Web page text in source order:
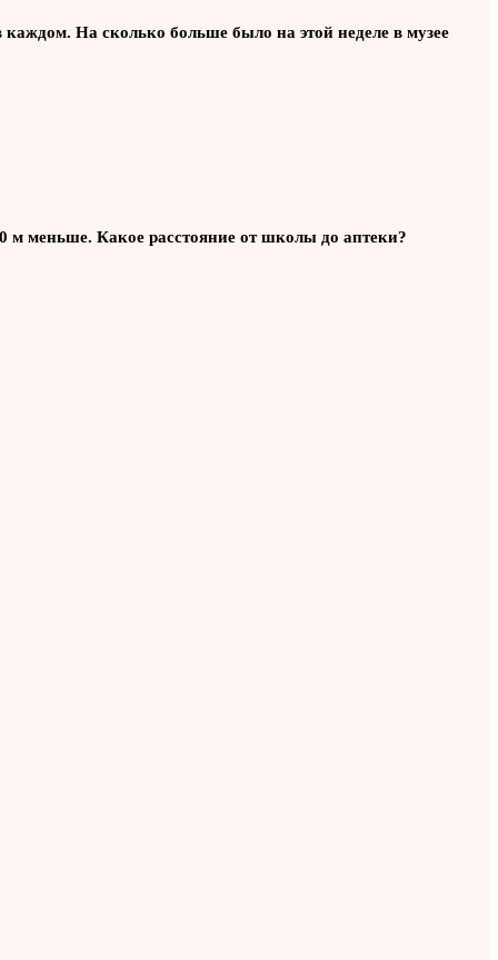
На сколько больше было на этой неделе в музее
м меньше. Какое расстояние от школы до аптеки?